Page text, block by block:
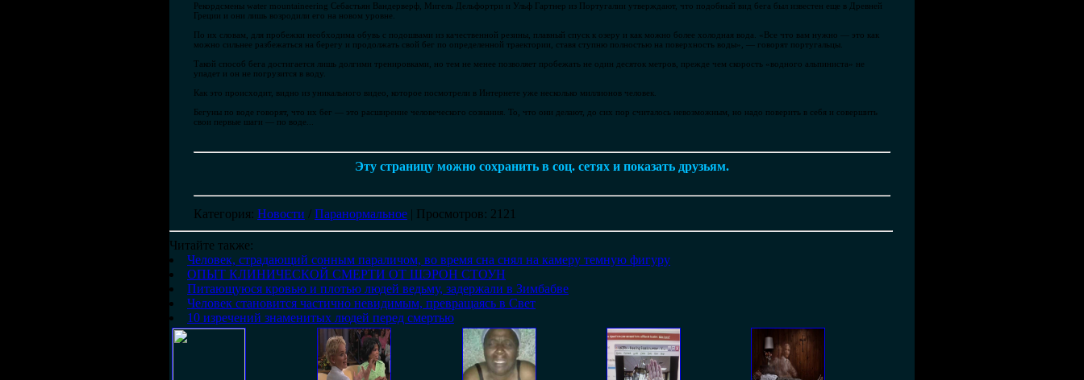
Рекордсмены water mountaineering Себастьян Вандерверф, Мигель Дельфортри и Ульф Гартнер из Португалии утверждают, что подобный вид бега был известен еще в Древней
Греции и они лишь возродили его на новом уровне.
По их словам, для пробежки необходима обувь с подошвами из качественной резины, плавный спуск к озеру и как можно более холодная вода. «Все что вам нужно — это как
можно сильнее разбежаться на берегу и продолжать свой бег по определенной траектории, ставя ступню полностью на поверхность воды», — говорят португальцы.
Такой способ бега достигается лишь долгими тренировками, но тем не менее позволяет пробежать не один десяток метров, прежде чем скорость «водного альпиниста» не
упадет и он не погрузится в воду.
Как это происходит, видно из уникального видео, которое посмотрели в Интернете уже несколько миллионов человек.
Бегуны по воде говорят, что их бег — это расширение человеческого сознания. То, что они делают, до сих пор считалось невозможным, но надо поверить в себя и совершить
свои первые шаги — по воде...
Эту страницу можно сохранить в соц. сетях и показать друзьям.
Категория: Новости / Паранормальное | Просмотров: 2121
Читайте также:
Человек, страдающий сонным параличом, во время сна снял на камеру темную фигуру
ОПЫТ КЛИНИЧЕСКОЙ СМЕРТИ ОТ ШЭРОН СТОУН
Питающуюся кровью и плотью людей ведьму, задержали в Зимбабве
Человек становится частично невидимым, превращаясь в Свет
10 изречений знаменитых людей перед смертью